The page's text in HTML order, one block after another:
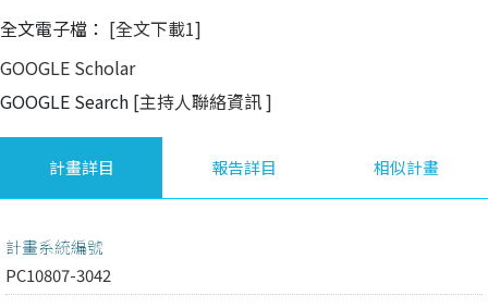
全文電子檔： [全文下載1]
GOOGLE Scholar
GOOGLE Search [主持人聯絡資訊]
計畫詳目 報告詳目 相似計畫
計畫系統編號
PC10807-3042